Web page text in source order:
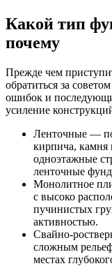
Какой тип
почему
Прежде чем
обратиться за
ошибок и
усиление
Ленточные —
кирпича, камня
одноэтажные
ленточные
Монолитное
с высоко
пучинистых
активностью.
Свайно-
сложным
местах